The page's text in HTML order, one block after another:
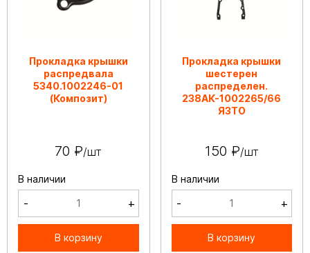
Прокладка крышки
распредвала
5340.1002246-01
(Композит)
70 ₽/шт
В наличии
- +
В корзину
Прокладка крышки
шестерен
распределен.
238АК-1002265/66
ЯЗТО
150 ₽/шт
В наличии
- +
В корзину